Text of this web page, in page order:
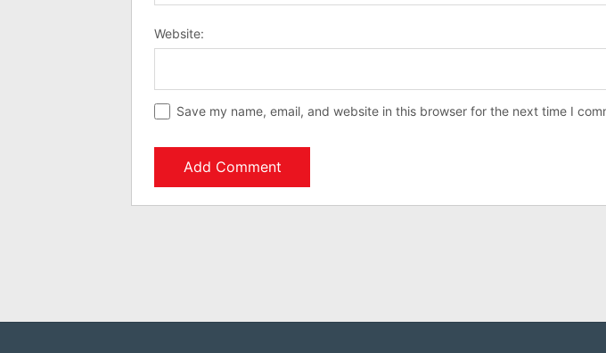
Website:
Save my name, email, and website in this browser for the next time I